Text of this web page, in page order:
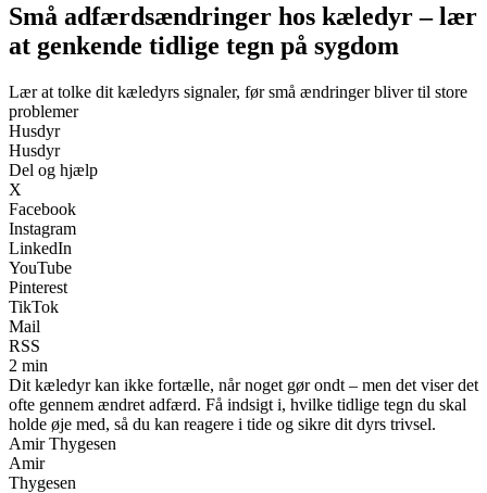
Små adfærdsændringer hos kæledyr – lær
at genkende tidlige tegn på sygdom
Lær at tolke dit kæledyrs signaler, før små ændringer bliver til store
problemer
Husdyr
Husdyr
Del og hjælp
X
Facebook
Instagram
LinkedIn
YouTube
Pinterest
TikTok
Mail
RSS
2 min
Dit kæledyr kan ikke fortælle, når noget gør ondt – men det viser det
ofte gennem ændret adfærd. Få indsigt i, hvilke tidlige tegn du skal
holde øje med, så du kan reagere i tide og sikre dit dyrs trivsel.
Amir Thygesen
Amir
Thygesen